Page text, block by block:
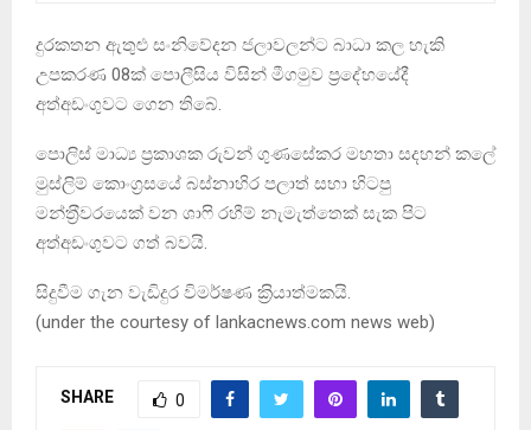
දුරකතන ඇතුළු සංනිවේදන ජලාවලන්ට බාධා කල හැකි
උපකරණ 08ක් පොලීසිය විසින් මීගමුව ප‍්‍රදේහයේදී
අත්අඩංගුවට ගෙන තිබේ.
පොලිස් මාධ්‍ය ප්‍රකාශක රුවන් ගුණසේකර මහතා සදහන් කලේ
මුස්ලිම් කොංග‍්‍රසයේ බස්නාහිර පලාත් සභා හිටපු
මන්ත‍්‍රීවරයෙක් වන ශාෆි රහීම් නැමැත්තෙක් සැක පිට
අත්අඩංගුවට ගත් බවයි.
සිදුවීම ගැන වැඩිදුර විමර්ෂණ ක‍්‍රියාත්මකයි.
(under the courtesy of lankacnews.com news web)
SHARE 0